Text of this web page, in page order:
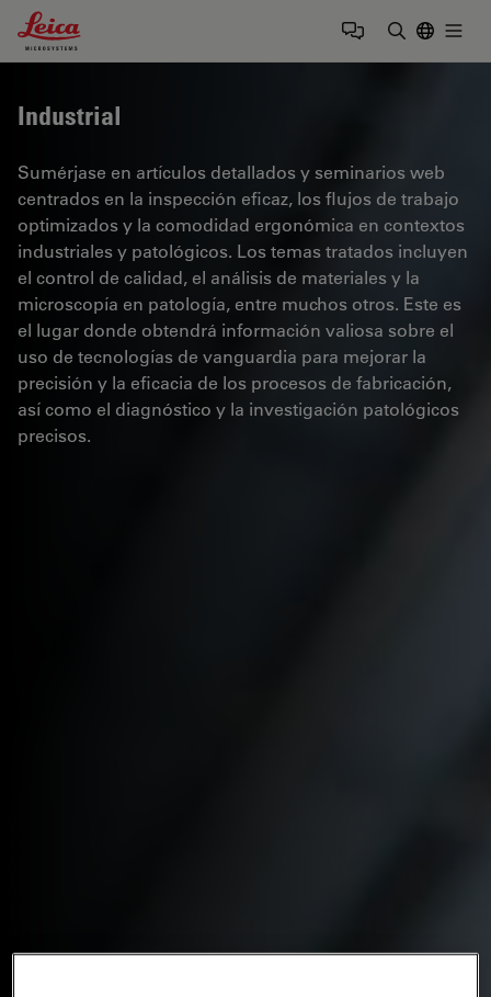
Leica Microsystems Logo
Industrial
Sumérjase en artículos detallados y seminarios web
centrados en la inspección eficaz, los flujos de trabajo
optimizados y la comodidad ergonómica en contextos
industriales y patológicos. Los temas tratados incluyen
el control de calidad, el análisis de materiales y la
microscopía en patología, entre muchos otros. Este es
el lugar donde obtendrá información valiosa sobre el
uso de tecnologías de vanguardia para mejorar la
precisión y la eficacia de los procesos de fabricación,
así como el diagnóstico y la investigación patológicos
precisos.